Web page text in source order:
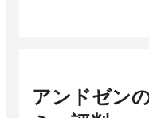
アンドゼン